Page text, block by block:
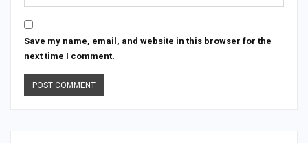
Save my name, email, and website in this browser for the
next time I comment.